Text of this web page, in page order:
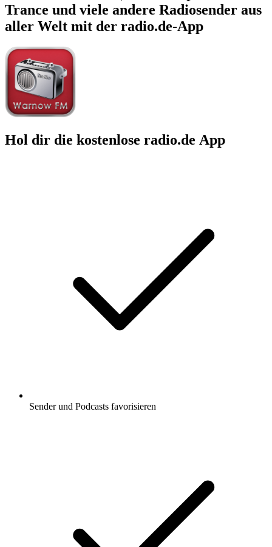
Trance und viele andere Radiosender aus
aller Welt mit der radio.de-App
Hol dir die kostenlose radio.de App
Sender und Podcasts favorisieren